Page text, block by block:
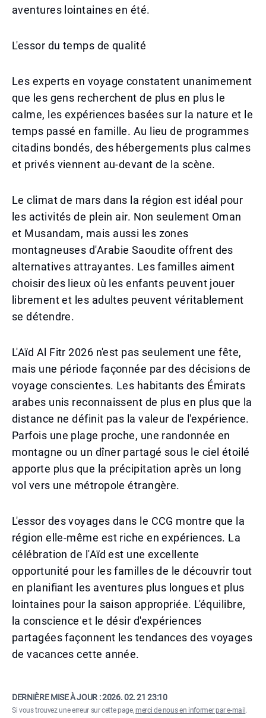
aventures lointaines en été.
L'essor du temps de qualité
Les experts en voyage constatent unanimement
que les gens recherchent de plus en plus le
calme, les expériences basées sur la nature et le
temps passé en famille. Au lieu de programmes
citadins bondés, des hébergements plus calmes
et privés viennent au-devant de la scène.
Le climat de mars dans la région est idéal pour
les activités de plein air. Non seulement Oman
et Musandam, mais aussi les zones
montagneuses d'Arabie Saoudite offrent des
alternatives attrayantes. Les familles aiment
choisir des lieux où les enfants peuvent jouer
librement et les adultes peuvent véritablement
se détendre.
L'Aïd Al Fitr 2026 n'est pas seulement une fête,
mais une période façonnée par des décisions de
voyage conscientes. Les habitants des Émirats
arabes unis reconnaissent de plus en plus que la
distance ne définit pas la valeur de l'expérience.
Parfois une plage proche, une randonnée en
montagne ou un dîner partagé sous le ciel étoilé
apporte plus que la précipitation après un long
vol vers une métropole étrangère.
L'essor des voyages dans le CCG montre que la
région elle-même est riche en expériences. La
célébration de l'Aïd est une excellente
opportunité pour les familles de le découvrir tout
en planifiant les aventures plus longues et plus
lointaines pour la saison appropriée. L'équilibre,
la conscience et le désir d'expériences
partagées façonnent les tendances des voyages
de vacances cette année.
DERNIÈRE MISE À JOUR :2026. 02. 21 23:10
Si vous trouvez une erreur sur cette page,merci de nous en informer par e-mail .